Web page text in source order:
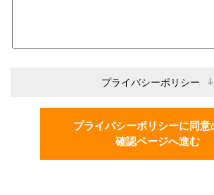
プライバシーポリシー
プライバシーポリシーに同意
確認ページへ進む